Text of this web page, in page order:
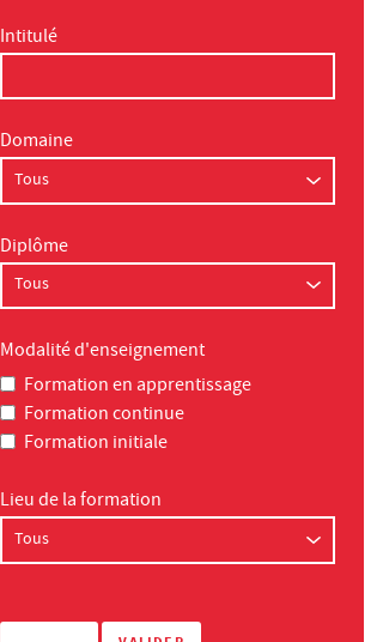
Intitulé
Domaine
Diplôme
Modalité d'enseignement
Formation en apprentissage
Formation continue
Formation initiale
Lieu de la formation